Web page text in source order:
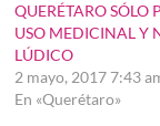
QUERÉTARO SÓLO
USO MEDICINAL Y
LÚDICO
2 mayo, 2017 7:43
En «Querétaro»